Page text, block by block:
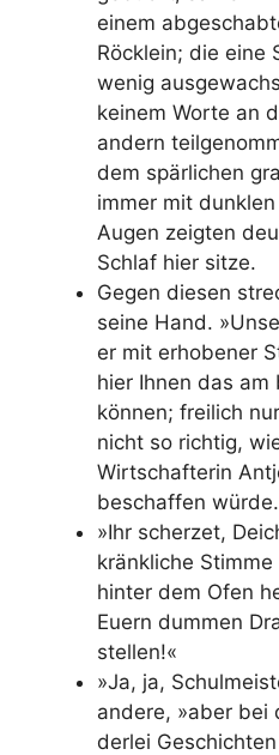
einem
Röcklein; die eine
wenig
keinem Worte an
andern
dem spärlichen
immer mit
Augen zeigten
Schlaf hier sitze.
Gegen diesen
seine Hand.
er mit erhobener
hier Ihnen das am
können; freilich
nicht so richtig,
Wirtschafterin
beschaffen
»Ihr scherzet,
kränkliche
hinter dem Ofen
Euern dummen
stellen!«
»Ja, ja,
andere, »aber bei
derlei